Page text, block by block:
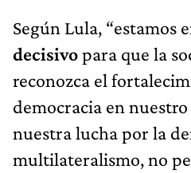
Según Lula, “estamos
decisivopara que la
reconozca el
democracia en
nuestra lucha por la
multilateralismo, no